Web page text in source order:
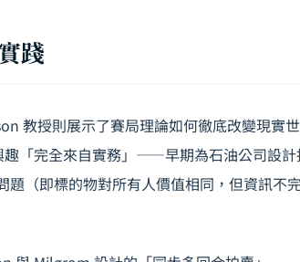
踐
教授則展示了賽局理論如何徹底改變現實世
趣「完全來自實務」——早期為石油公司設計
（即標的物對所有人價值相同，但資訊不